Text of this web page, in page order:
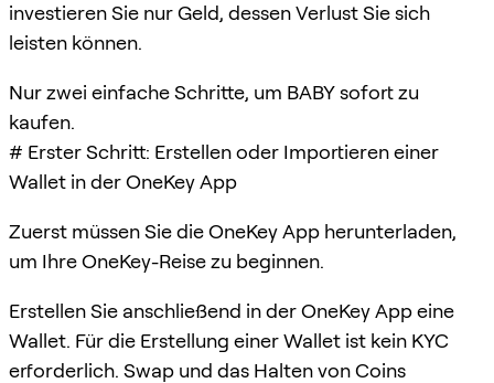
investieren Sie nur Geld, dessen Verlust Sie sich
leisten können.
Nur zwei einfache Schritte, um BABY sofort zu
kaufen.
# Erster Schritt: Erstellen oder Importieren einer
Wallet in der OneKey App
Zuerst müssen Sie die OneKey App herunterladen,
um Ihre OneKey-Reise zu beginnen.
Erstellen Sie anschließend in der OneKey App eine
Wallet. Für die Erstellung einer Wallet ist kein KYC
erforderlich. Swap und das Halten von Coins